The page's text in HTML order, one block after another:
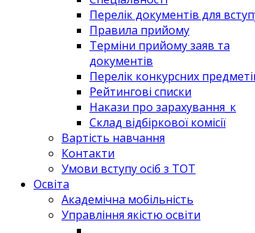
Перелік документів для
Правила прийому
Терміни прийому заяв та
документів
Перелік конкурсних
Рейтингові списки
Накази про зарахування_к
Склад відбіркової комісії
Вартість навчання
Контакти
Умови вступу осіб з ТОТ
Освіта
Академічна мобільність
Управління якістю освіти